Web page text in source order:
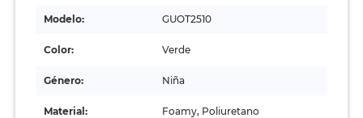
Modelo: GUOT2510
Color: Verde
Género: Niña
Material: Foamy, Poliuretano